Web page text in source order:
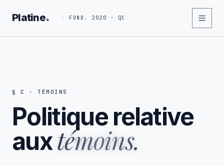
Platine. FOND. 2020 · QC
§ C · TÉMOINS
Politique relative
auxtémoins.